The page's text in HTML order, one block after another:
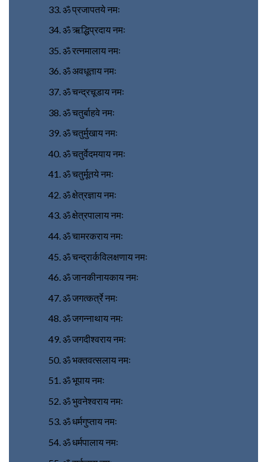
ॐ प्रजापतये नमः
ॐ ऋद्धिप्रदाय नमः
ॐ रत्नमालाय नमः
ॐ अवधूताय नमः
ॐ चन्द्रचूडाय नमः
ॐ चतुर्बाहवे नमः
ॐ चतुर्मुखाय नमः
ॐ चतुर्वेदमयाय नमः
ॐ चतुर्मूतये नमः
ॐ क्षेत्रज्ञाय नमः
ॐ क्षेत्रपालाय नमः
ॐ चामरकराय नमः
ॐ चन्द्रार्कविलक्षणाय नमः
ॐ जानकीनायकाय नमः
ॐ जगत्कर्त्रे नमः
ॐ जगन्नाथाय नमः
ॐ जगदीश्वराय नमः
ॐ भक्तवत्सलाय नमः
ॐ भूपाय नमः
ॐ भुवनेश्वराय नमः
ॐ धर्मगुप्ताय नमः
ॐ धर्मपालाय नमः